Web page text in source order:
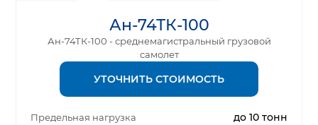
Ан-74ТК-100
Ан-74ТК-100 - среднемагистральный грузовой
самолет
УТОЧНИТЬ СТОИМОСТЬ
Предельная нагрузка до 10 тонн